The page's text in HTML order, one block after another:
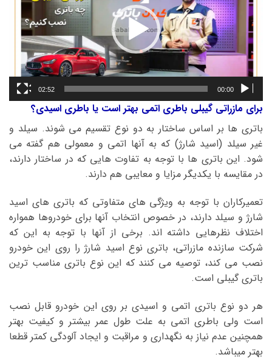
00:00
02:52
برای مازراتی گیبلی باطری اتمی بهتر است یا باطری اسیدی؟
باتری ها بر اساس ساختار به دو نوع تقسیم می شوند. سیلد و
غیر سیلد (اسید شارژ) که به آنها اتمی و معمولی هم گفته می
شود. این باتری ها با توجه به تفاوت هایی که در ساختار دارند،
در مقایسه با یکدیگر مزایا و معایبی هم دارند.
تعمیرکاران با توجه به ویژگی های متفاوتی که باتری های اسید
شارژ و سیلد دارند، در خصوص انتخاب آنها برای خودروها همواره
اختلاف نظرهایی داشته اند. برخی از آنها با توجه به این که
شرکت سازنده مازراتی، باتری نوع اسید شارژ را روی این خودرو
نصب می کند، توصیه می کنند که این نوع باتری مناسب ترین
باتری گیبلی است.
هر دو نوع باتری اتمی و اسیدی بر روی این خودرو قابل نصب
است ولی باطری اتمی به علت طول عمر بیشتر و کیفیت بهتر
همچنین عدم نیاز به نگهداری و مراقبت و ایجاد آلودگی کمتر قطعا
بهتر میباشد.